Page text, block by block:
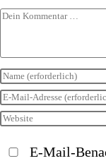
Kommentar
Gib
deinen
Namen
Benutzernamen
Gib
deine
Mail-
Gib
Website-E-Mail-